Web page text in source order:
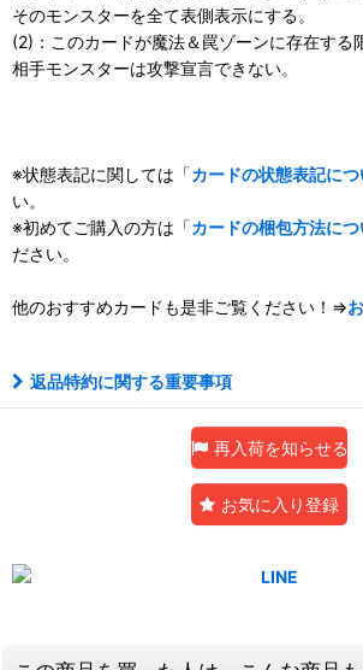
そのモンスターを全て表側表示にする。
(2)：このカードが魔法＆罠ゾーンに存在する
相手モンスターは攻撃宣言できない。
※状態表記に関しては「カードの状態表記につ
い。
※初めてご購入の方は「カードの梱包方法につ
ださい。
他のおすすめカードも是非ご覧ください！⇒
返品特約に関する重要事項
再入荷を知らせる
お気に入り登録